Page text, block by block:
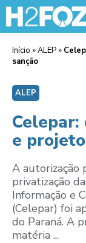
Início »ALEP »
sanção
ALEP
e
A autorização
privatização
Informação e
(Celepar) foi
do Paraná. A
matéria ...